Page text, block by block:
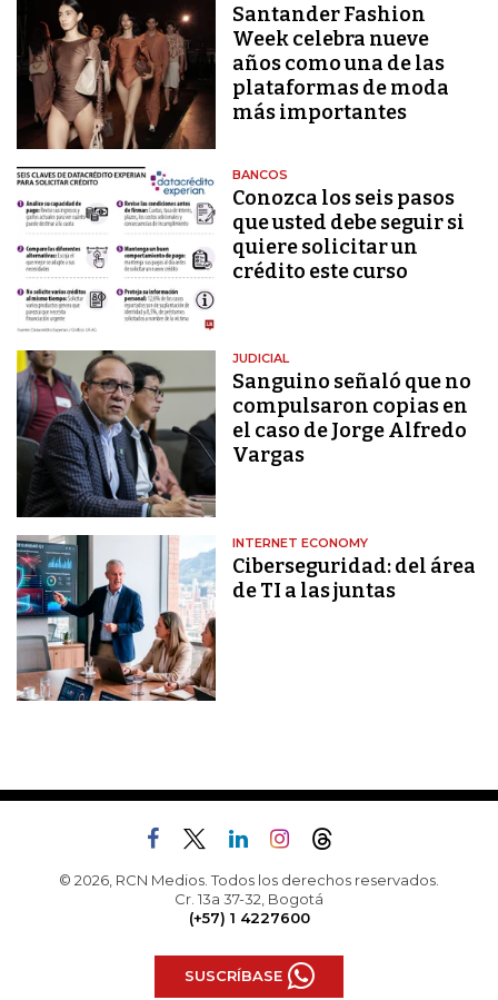
Santander Fashion
Week celebra nueve
años como una de las
plataformas de moda
más importantes
BANCOS
Conozca los seis pasos
que usted debe seguir si
quiere solicitar un
crédito este curso
JUDICIAL
Sanguino señaló que no
compulsaron copias en
el caso de Jorge Alfredo
Vargas
INTERNET ECONOMY
Ciberseguridad: del área
de TI a las juntas
© 2026, RCN Medios. Todos los derechos reservados.
Cr. 13a 37-32, Bogotá
(+57) 1 4227600
SUSCRÍBASE